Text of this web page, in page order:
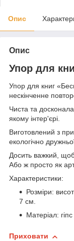
Опис
Опис
Упор для
Упор для книг
нескінченне
Чиста та
якому інтер'єрі.
Виготовлений з
екологічно
Досить важкий,
Або ж просто як
Характеристики:
Розміри:
7 см.
Матеріал: гіпс
Приховати